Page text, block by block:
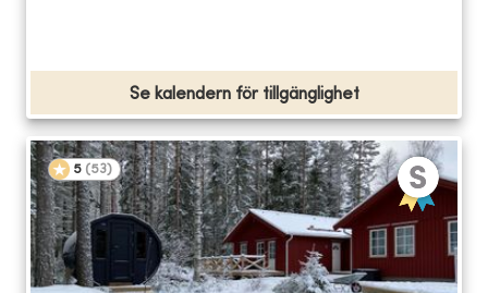
Se kalendern för tillgänglighet
5 (53)